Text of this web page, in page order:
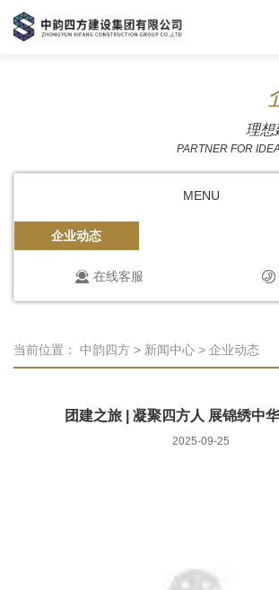
理想
PARTNER FOR
MENU
企业动态
在线客服
当前位置： 中韵四方 > 新闻中心 > 企业动态
团建之旅 | 凝聚四方人 展锦绣中华
2025-09-25